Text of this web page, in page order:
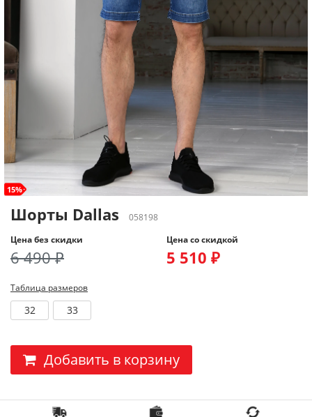
15%
Шорты Dallas
058198
Цена без скидки
6 490 ₽
Цена со скидкой
5 510 ₽
Таблица размеров
32 33
Добавить в корзину